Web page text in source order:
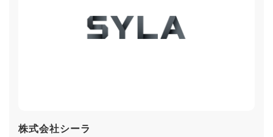
株式会社シーラ